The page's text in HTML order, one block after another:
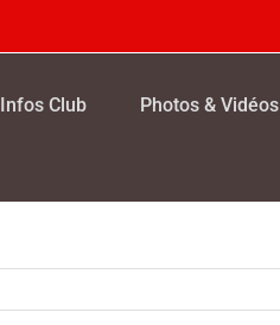
Infos Club Photos & Vidéos